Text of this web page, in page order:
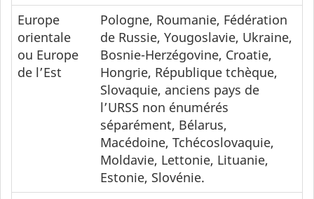
Europe
orientale
ou Europe
de l’Est
Pologne, Roumanie, Fédération
de Russie, Yougoslavie, Ukraine,
Bosnie-Herzégovine, Croatie,
Hongrie, République tchèque,
Slovaquie, anciens pays de
l’URSS non énumérés
séparément, Bélarus,
Macédoine, Tchécoslovaquie,
Moldavie, Lettonie, Lituanie,
Estonie, Slovénie.